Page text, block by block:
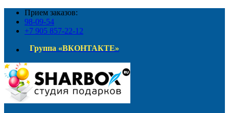
Прием заказов:
98-09-54
+7 905 857-22-12
Группа «ВКОНТАКТЕ»